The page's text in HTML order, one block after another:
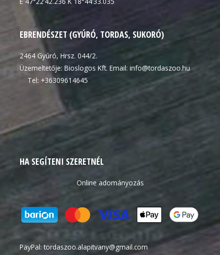
EBRENDÉSZET (GYÚRÓ, TORDAS, SUKORÓ)
2464 Gyúró, Hrsz. 044/2.
Üzemeltetője: Bioslogos Kft. Email: info@tordaszoo.hu
Tel: +36309614645
HA SEGÍTENI SZERETNÉL
Online adományozás
PayPal:tordaszoo.alapitvany@gmail.com